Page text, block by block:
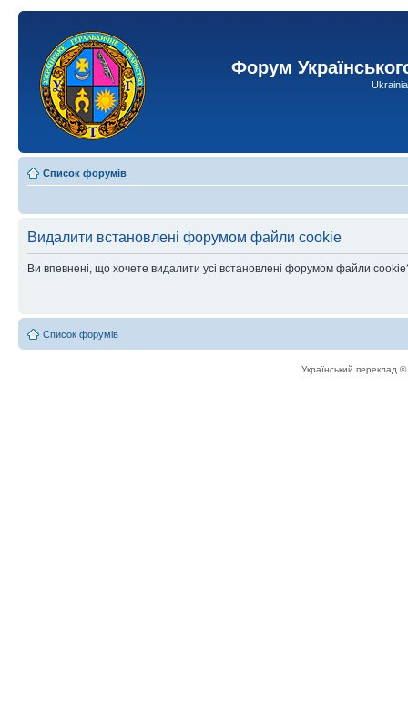
Форум
Список форумів
Видалити встановлені форумом файли cookie
Ви впевнені, що хочете видалити усі встановлені форумом файли
Список форумів
Український переклад